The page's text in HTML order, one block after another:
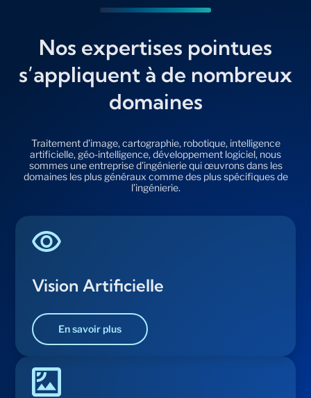
Nos expertises pointues
s’appliquent à de nombreux
domaines
Traitement d’image, cartographie, robotique, intelligence
artificielle, géo-intelligence, développement logiciel, nous
sommes une entreprise d’ingénierie qui œuvrons dans les
domaines les plus généraux comme des plus spécifiques de
l’ingénierie.
Vision Artificielle
En savoir plus